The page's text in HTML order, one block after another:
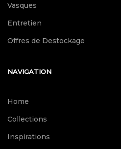
Vasques
Entretien
Offres de Destockage
NAVIGATION
Home
Collections
Inspirations